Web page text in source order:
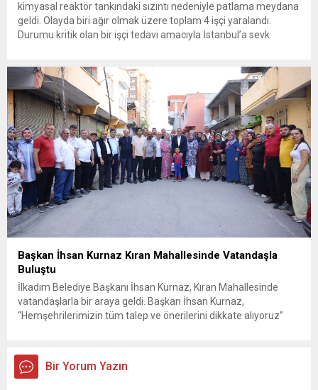
kimyasal reaktör tankındaki sızıntı nedeniyle patlama meydana
geldi. Olayda biri ağır olmak üzere toplam 4 işçi yaralandı.
Durumu kritik olan bir işçi tedavi amacıyla İstanbul’a sevk
ilçesine...
Başkan İhsan Kurnaz Kıran Mahallesinde Vatandaşla
Buluştu
İlkadım Belediye Başkanı İhsan Kurnaz, Kıran Mahallesinde
vatandaşlarla bir araya geldi. Başkan İhsan Kurnaz,
“Hemşehrilerimizin tüm talep ve önerilerini dikkate alıyoruz”
sohbet eden, onların talep ve önerileri dinleyen Başkan İhsan
Kurnaz, gelen taleplerin çözümü için...
Bir Yorum Yazın